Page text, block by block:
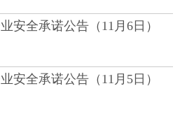
安全承诺公告（11月6日）
安全承诺公告（11月5日）